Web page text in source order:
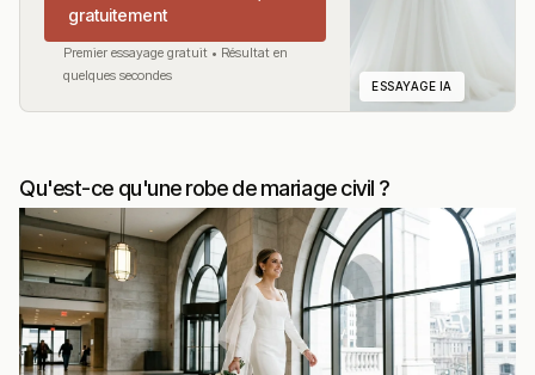
gratuitement
Premier essayage gratuit • Résultat en
quelques secondes
ESSAYAGE IA
Qu'est-ce qu'une robe de mariage civil ?